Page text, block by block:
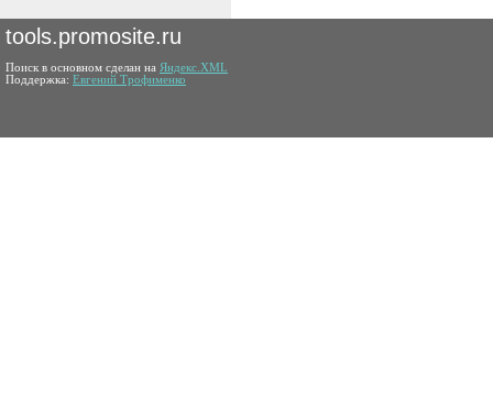
tools.promosite.ru
Поиск в основном сделан на Яндекс.XML
Поддержка: Евгений Трофименко